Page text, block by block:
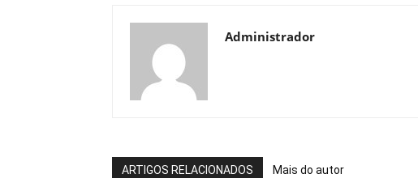
Administrador
ARTIGOS RELACIONADOS Mais do autor